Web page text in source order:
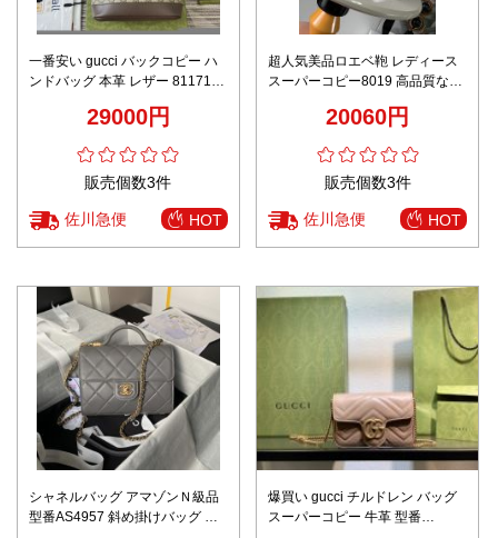
一番安い gucci バックコピー ハ
ンドバッグ 本革 レザー 811716
29000円
販売個数3件
佐川急便 HOT
超人気美品ロエベ鞄 レディース
スーパーコピー8019 高品質なカ
20060円
販売個数3件
佐川急便 HOT
シャネルバッグ アマゾンＮ級品
型番AS4957 斜め掛けバッグ 手
爆買い gucci チルドレン バッグ
スーパーコピー 牛革 型番